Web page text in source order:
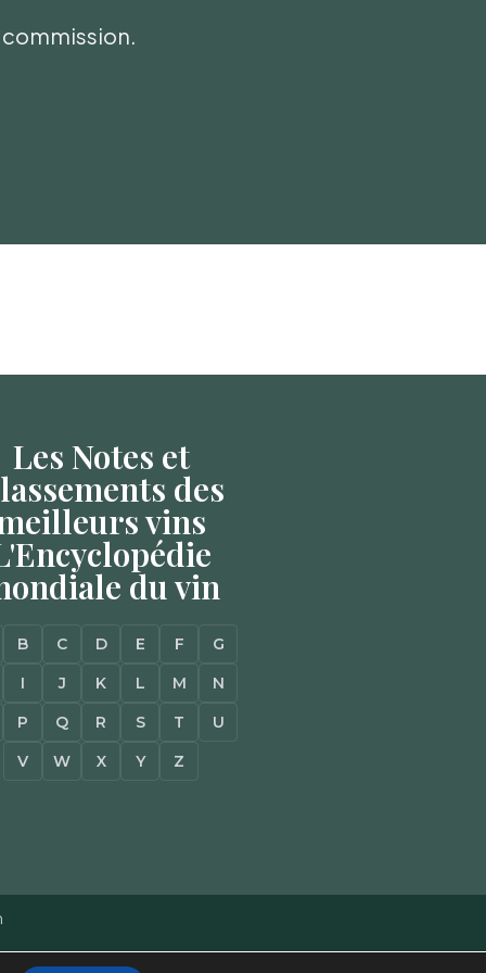
commission.
Les Notes et
des
vins
du vin
B C D E F
G
I
J K L M
N
P
Q R S T
U
V
W X Y Z
Légales–